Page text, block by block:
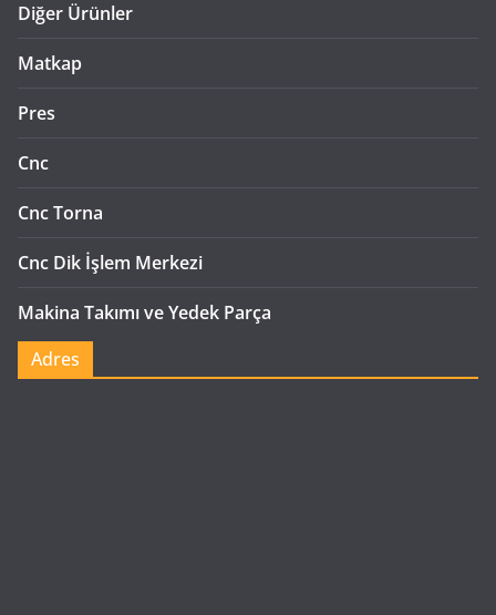
Diğer Ürünler
Matkap
Pres
Cnc
Cnc Torna
Cnc Dik İşlem Merkezi
Makina Takımı ve Yedek Parça
Adres